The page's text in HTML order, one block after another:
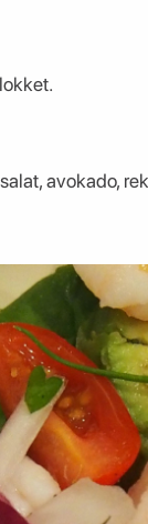
avokado,